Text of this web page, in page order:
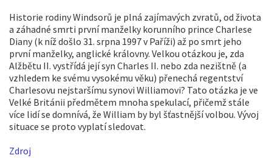
Historie rodiny Windsorů je plná zajímavých zvratů, od života
a záhadné smrti první manželky korunního prince Charlese
Diany (k níž došlo 31. srpna 1997 v Paříži) až po smrt jeho
první manželky, anglické královny. Velkou otázkou je, zda
Alžbětu II. vystřídá její syn Charles II. nebo zda nezištně (a
vzhledem ke svému vysokému věku) přenechá regentství
Charlesovu nejstaršímu synovi Williamovi? Tato otázka je ve
Velké Británii předmětem mnoha spekulací, přičemž stále
více lidí se domnívá, že William by byl šťastnější volbou. Vývoj
situace se proto vyplatí sledovat.
Zdroj